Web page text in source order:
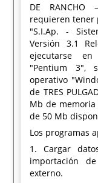
DE RANCHO
requieren tener
"S.I.Ap. -
Versión 3.1
ejecutarse en
"Pentium 3",
operativo
de TRES
Mb de
de 50 Mb
Los programas
1. Cargar
importación
externo.